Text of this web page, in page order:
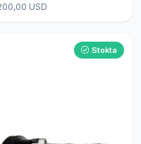
USD
Stokta